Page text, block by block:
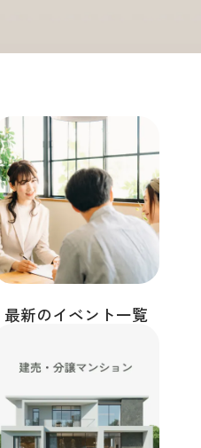
最新のイベント一覧